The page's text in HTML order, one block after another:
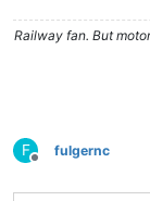
Railway fan. But
F
Deconectat
fulgernc